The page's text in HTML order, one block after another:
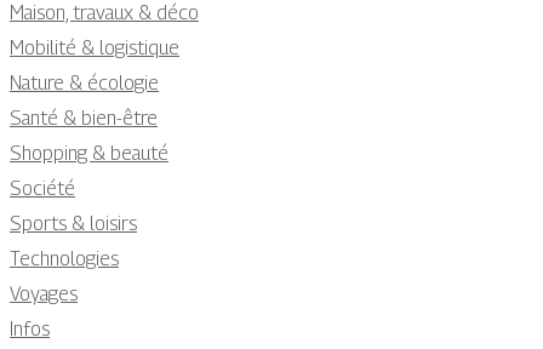
Maison, travaux & déco
Mobilité & logistique
Nature & écologie
Santé & bien-être
Shopping & beauté
Société
Sports & loisirs
Technologies
Voyages
Infos